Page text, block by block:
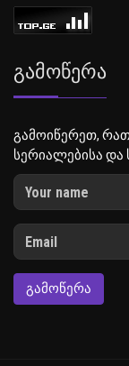
Გამოწერა
გამოიწერეთ,
სერიალებისა და
ᲒᲐᲛᲝᲬᲔᲠᲐ